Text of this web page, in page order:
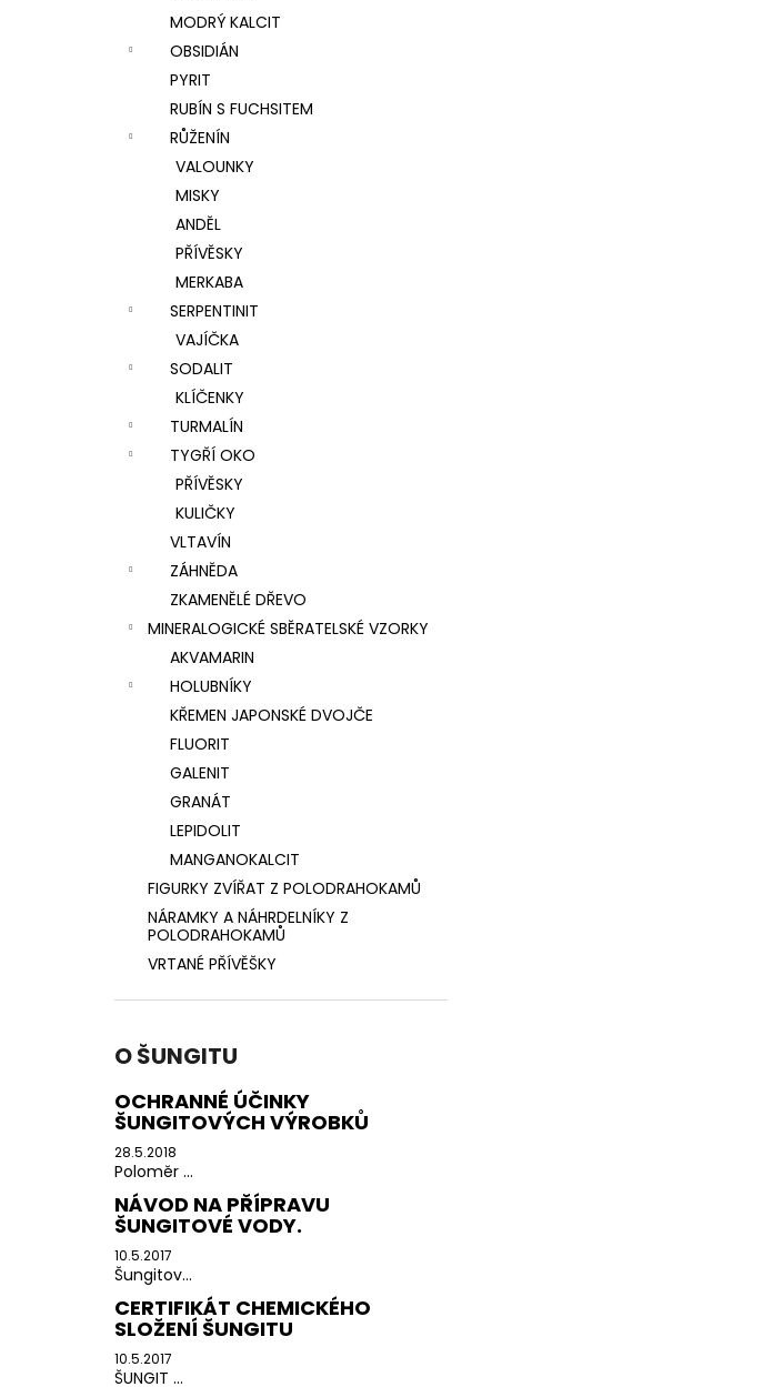
MODRÝ KALCIT
OBSIDIÁN
PYRIT
RUBÍN S FUCHSITEM
RŮŽENÍN
VALOUNKY
MISKY
ANDĚL
PŘÍVĚSKY
MERKABA
SERPENTINIT
VAJÍČKA
SODALIT
KLÍČENKY
TURMALÍN
TYGŘÍ OKO
PŘÍVĚSKY
KULIČKY
VLTAVÍN
ZÁHNĚDA
ZKAMENĚLÉ DŘEVO
MINERALOGICKÉ SBĚRATELSKÉ VZORKY
AKVAMARIN
HOLUBNÍKY
KŘEMEN JAPONSKÉ DVOJČE
FLUORIT
GALENIT
GRANÁT
LEPIDOLIT
MANGANOKALCIT
FIGURKY ZVÍŘAT Z POLODRAHOKAMŮ
NÁRAMKY A NÁHRDELNÍKY Z
POLODRAHOKAMŮ
VRTANÉ PŘÍVĚŠKY
O ŠUNGITU
OCHRANNÉ ÚČINKY
ŠUNGITOVÝCH VÝROBKŮ
28.5.2018
Poloměr ...
NÁVOD NA PŘÍPRAVU
ŠUNGITOVÉ VODY.
10.5.2017
Šungitov...
CERTIFIKÁT CHEMICKÉHO
SLOŽENÍ ŠUNGITU
10.5.2017
ŠUNGIT ...